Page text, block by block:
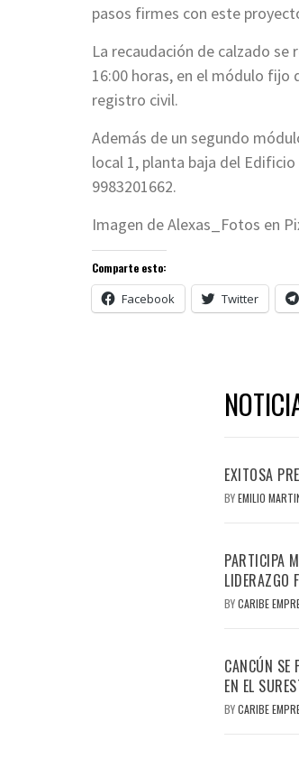
pasos firmes con este
La recaudación de calzado se
16:00 horas, en el módulo fijo
registro civil.
Además de un segundo
local 1, planta baja del
9983201662.
Imagen de Alexas_Fotos en
Comparte esto:
Facebook Twitter
EXITOSA
BYEMILIO
PARTICIPA
LIDERAZGO
BYCARIBE
CANCÚN SE
EN EL
BYCARIBE